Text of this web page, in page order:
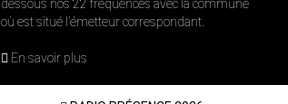
dessous nos 22 fréquences avec la commune
où est situé l’émetteur correspondant.
En savoir plus